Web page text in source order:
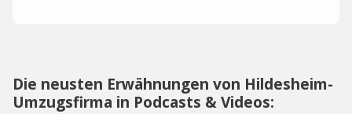
Die neusten Erwähnungen von Hildesheim-
Umzugsfirma in Podcasts & Videos: